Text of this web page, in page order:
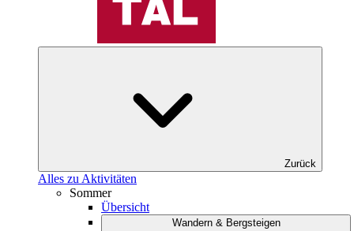
Zurück
Alles zu Aktivitäten
Sommer
Übersicht
Wandern & Bergsteigen